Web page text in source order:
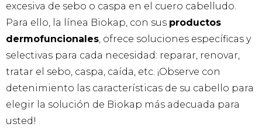
excesiva de sebo o caspa en el cuero cabelludo.
Para ello, la línea Biokap, con sus productos
dermofuncionales, ofrece soluciones específicas y
selectivas para cada necesidad: reparar, renovar,
tratar el sebo, caspa, caída, etc. ¡Observe con
detenimiento las características de su cabello para
elegir la solución de Biokap más adecuada para
usted!